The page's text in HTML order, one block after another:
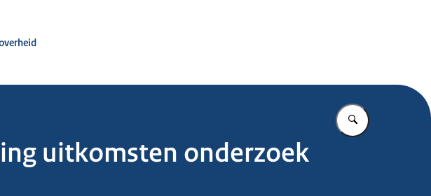
Vul in wat u
uitkomsten onderzoek